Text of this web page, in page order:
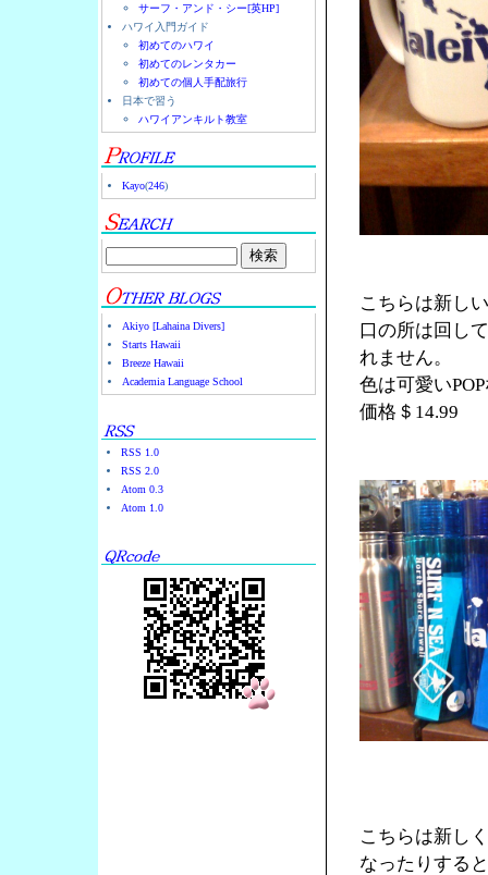
サーフ・アンド・シー[英HP]
ハワイ入門ガイド
初めてのハワイ
初めてのレンタカー
初めての個人手配旅行
日本で習う
ハワイアンキルト教室
Kayo(246)
Akiyo [Lahaina Divers]
Starts Hawaii
Breeze Hawaii
Academia Language School
RSS 1.0
RSS 2.0
Atom 0.3
Atom 1.0
こちらは新し
口の所は回し
れません。
色は可愛い
価格＄14.99
こちらは新し
なったりする